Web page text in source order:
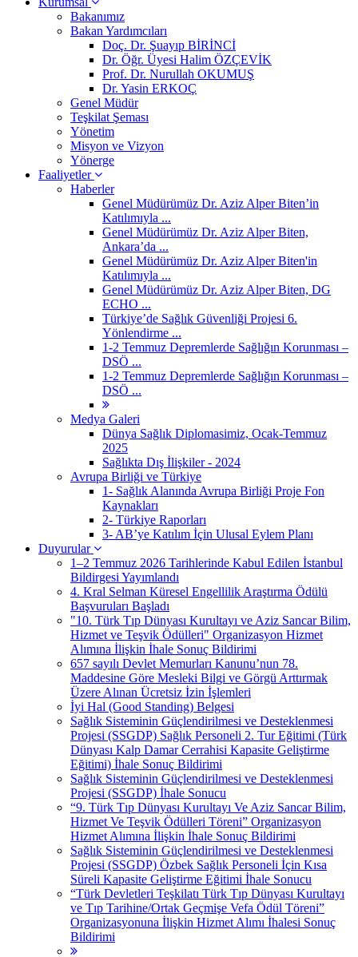
Bakanımız
Bakan Yardımcıları
Doç. Dr. Şuayıp BİRİNCİ
Dr. Öğr. Üyesi Halim ÖZÇEVİK
Prof. Dr. Nurullah OKUMUŞ
Dr. Yasin ERKOÇ
Genel Müdür
Teşkilat Şeması
Yönetim
Misyon ve Vizyon
Yönerge
Faaliyetler
Haberler
Genel Müdürümüz Dr. Aziz Alper Biten’in
Katılımıyla ...
Genel Müdürümüz Dr. Aziz Alper Biten,
Ankara’da ...
Genel Müdürümüz Dr. Aziz Alper Biten'in
Katılımıyla ...
Genel Müdürümüz Dr. Aziz Alper Biten, DG
ECHO ...
Türkiye’de Sağlık Güvenliği Projesi 6.
Yönlendirme ...
1-2 Temmuz Depremlerde Sağlığın Korunması –
DSÖ ...
1-2 Temmuz Depremlerde Sağlığın Korunması –
DSÖ ...
Medya Galeri
Dünya Sağlık Diplomasimiz, Ocak-Temmuz
2025
Sağlıkta Dış İlişkiler - 2024
Avrupa Birliği ve Türkiye
1- Sağlık Alanında Avrupa Birliği Proje Fon
Kaynakları
2- Türkiye Raporları
3- AB’ye Katılım İçin Ulusal Eylem Planı
Duyurular
1–2 Temmuz 2026 Tarihlerinde Kabul Edilen İstanbul
Bildirgesi Yayımlandı
4. Kral Selman Küresel Engellilik Araştırma Ödülü
Başvuruları Başladı
"10. Türk Tıp Dünyası Kurultayı ve Aziz Sancar Bilim,
Hizmet ve Teşvik Ödülleri" Organizasyon Hizmet
Alımına İlişkin İhale Sonuç Bildirimi
657 sayılı Devlet Memurları Kanunu’nun 78.
Maddesine Göre Mesleki Bilgi ve Görgü Arttırmak
Üzere Alınan Ücretsiz İzin İşlemleri
İyi Hal (Good Standing) Belgesi
Sağlık Sisteminin Güçlendirilmesi ve Desteklenmesi
Projesi (SSGDP) Sağlık Personeli 2. Tur Eğitimi (Türk
Dünyası Kalp Damar Cerrahisi Kapasite Geliştirme
Eğitimi) İhale Sonuç Bildirimi
Sağlık Sisteminin Güçlendirilmesi ve Desteklenmesi
Projesi (SSGDP) İhale Sonucu
“9. Türk Tıp Dünyası Kurultayı Ve Aziz Sancar Bilim,
Hizmet Ve Teşvik Ödülleri Töreni” Organizasyon
Hizmet Alımına İlişkin İhale Sonuç Bildirimi
Sağlık Sisteminin Güçlendirilmesi ve Desteklenmesi
Projesi (SSGDP) Özbek Sağlık Personeli İçin Kısa
Süreli Kapasite Geliştirme Eğitimi İhale Sonucu
“Türk Devletleri Teşkilatı Türk Tıp Dünyası Kurultayı
ve Tıp Tarihine/Ortak Geçmişe Vefa Ödül Töreni”
Organizasyonuna İlişkin Hizmet Alımı İhalesi Sonuç
Bildirimi